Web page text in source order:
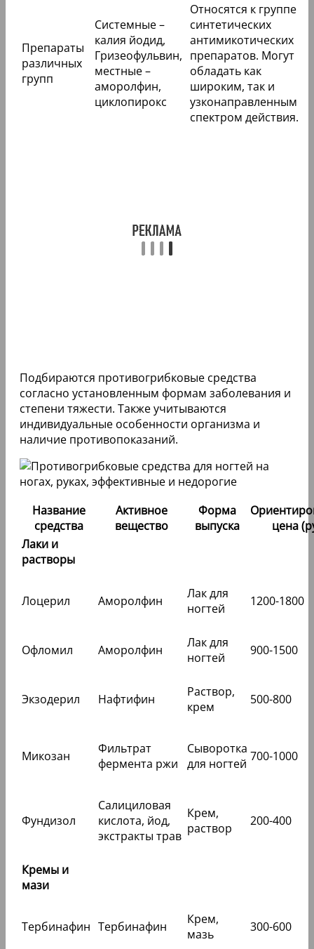
Препараты
различных
групп
Системные –
калия йодид,
Гризеофульвин,
местные –
аморолфин,
циклопирокс
Относятся к группе
синтетических
антимикотических
препаратов. Могут
обладать как
широким, так и
узконаправленным
спектром действия.
Подбираются противогрибковые средства
согласно установленным формам заболевания и
степени тяжести. Также учитываются
индивидуальные особенности организма и
наличие противопоказаний.
Название
средства
Активное
вещество
Форма
выпуска
цена
Лаки и
растворы
Лоцерил Аморолфин
Лак для
ногтей
1200-1800
Офломил Аморолфин
Лак для
ногтей
900-1500
Экзодерил Нафтифин
Раствор,
крем
500-800
Микозан
Фильтрат
фермента ржи
Сыворотка
для ногтей 700-1000
Фундизол
Салициловая
кислота, йод,
экстракты трав
Крем,
раствор
200-400
Кремы и
мази
Тербинафин Тербинафин
Крем,
мазь
300-600